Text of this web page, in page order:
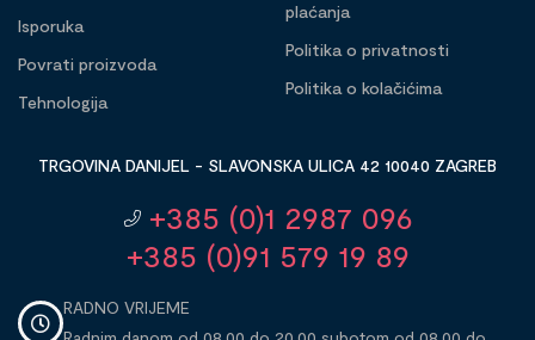
Isporuka
Povrati proizvoda
Tehnologija
plaćanja
Politika o privatnosti
Politika o kolačićima
TRGOVINA DANIJEL - SLAVONSKA ULICA 42 10040 ZAGREB
+385 (0)1 2987 096
+385 (0)91 579 19 89
RADNO VRIJEME